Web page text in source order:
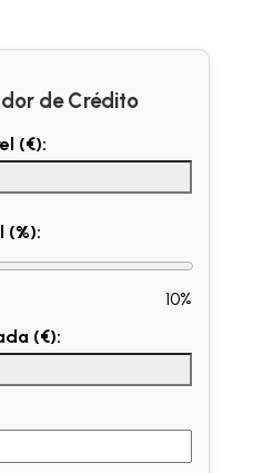
de Crédito
(€):
(%):
10%
(€):